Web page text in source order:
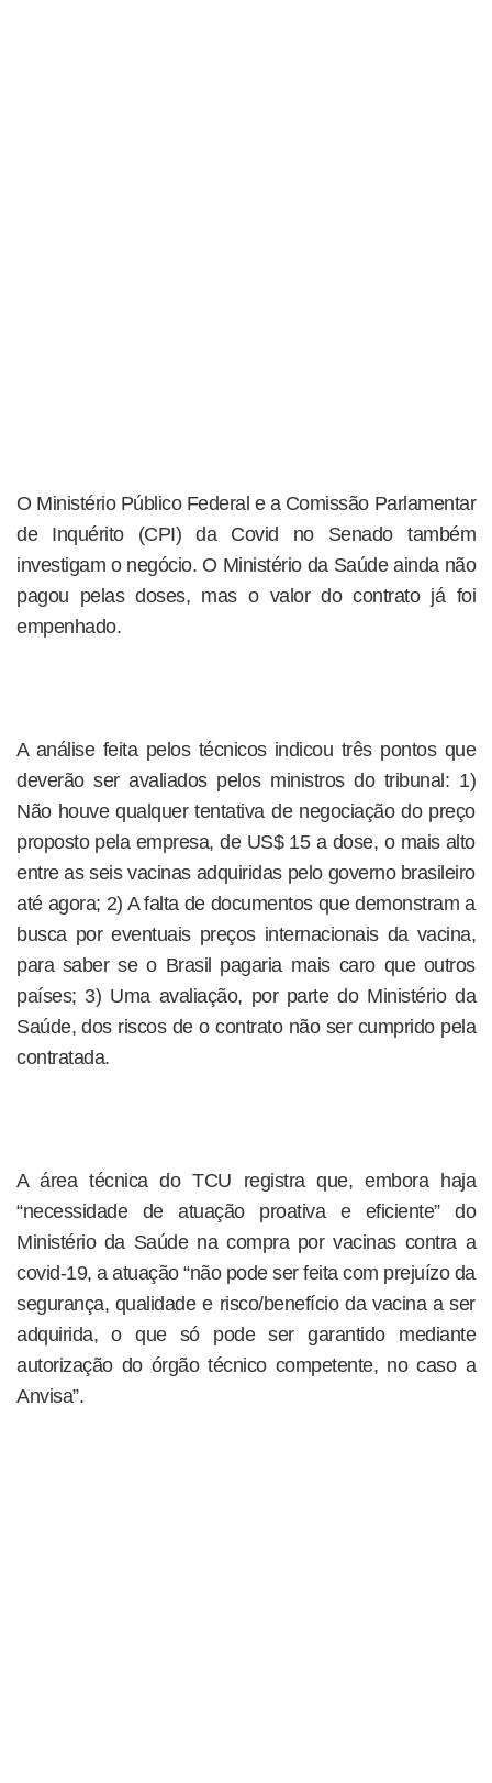
O Ministério Público Federal e a Comissão Parlamentar
de Inquérito (CPI) da Covid no Senado também
investigam o negócio. O Ministério da Saúde ainda não
pagou pelas doses, mas o valor do contrato já foi
empenhado.
A análise feita pelos técnicos indicou três pontos que
deverão ser avaliados pelos ministros do tribunal: 1)
Não houve qualquer tentativa de negociação do preço
proposto pela empresa, de US$ 15 a dose, o mais alto
entre as seis vacinas adquiridas pelo governo brasileiro
até agora; 2) A falta de documentos que demonstram a
busca por eventuais preços internacionais da vacina,
para saber se o Brasil pagaria mais caro que outros
países; 3) Uma avaliação, por parte do Ministério da
Saúde, dos riscos de o contrato não ser cumprido pela
contratada.
A área técnica do TCU registra que, embora haja
“necessidade de atuação proativa e eficiente” do
Ministério da Saúde na compra por vacinas contra a
covid-19, a atuação “não pode ser feita com prejuízo da
segurança, qualidade e risco/benefício da vacina a ser
adquirida, o que só pode ser garantido mediante
autorização do órgão técnico competente, no caso a
Anvisa”.